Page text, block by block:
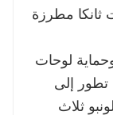
ثانكا مطرزة
لوحات
تطور إلى
ثلاث